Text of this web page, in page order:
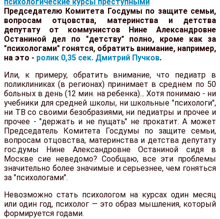
Председателю Комитета Госдумы по защите семьи,
вопросам отцовства, материнства и детства
депутату от коммунистов Нине Александровне
Останиной дел по "детству" полно, кроме как за
"психологами" гонятся, обратить внимание, например,
на это - ролик 0,35 сек. Дмитрий Пучков.
Или, к примеру, обратить внимание, что педиатр в
поликлиниках (в регионах) принимает в среднем по 50
больных в день (12 мин. на ребенка)... Хотя понимаю - ни
учебники для средней школы, ни школьные "психологи",
ни ТВ со своими безобразиями, ни педиатры и прочее и
прочее - "держать и не пущать" не прокатит. А может
Председатель Комитета Госдумы по защите семьи,
вопросам отцовства, материнства и детства депутату
гос.думы Нине Александровне Останиной сидя в
Москве сие неведомо? Сообщаю, все эти проблемы
значительно более значимые и серьезнее, чем гоняться
за "психологами".
Невозможно стать психологом на курсах один месяц
или один год, психолог — это образ мышления, который
формируется годами.